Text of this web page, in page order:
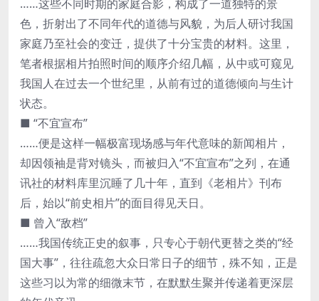
……这些不同时期的家庭合影，构成了一道独特的景
色，折射出了不同年代的道德与风貌，为后人研讨我国
家庭乃至社会的变迁，提供了十分宝贵的材料。这里，
笔者根据相片拍照时间的顺序介绍几幅，从中或可窥见
我国人在过去一个世纪里，从前有过的道德倾向与生计
状态。
■ “不宜宣布”
……便是这样一幅极富现场感与年代意味的新闻相片，
却因领袖是背对镜头，而被归入“不宜宣布”之列，在通
讯社的材料库里沉睡了几十年，直到《老相片》刊布
后，始以“前史相片”的面目得见天日。
■ 曾入“敌档”
……我国传统正史的叙事，只专心于朝代更替之类的“经
国大事”，往往疏忽大众日常日子的细节，殊不知，正是
这些习以为常的细微末节，在默默生聚并传递着更深层